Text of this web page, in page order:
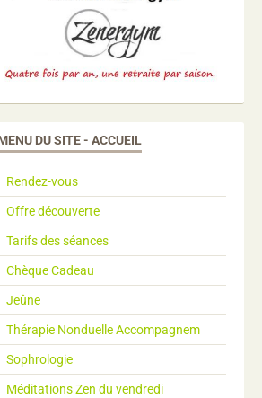
DU SITE - ACCUEIL
Rendez-vous
Offre découverte
Tarifs des séances
Chèque Cadeau
Jeûne
Thérapie Nonduelle Accompagnem
Sophrologie
Méditations Zen du vendredi